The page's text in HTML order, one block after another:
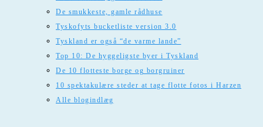
De smukkeste, gamle rådhuse
Tyskofyts bucketliste version 3.0
Tyskland er også “de varme lande”
Top 10: De hyggeligste byer i Tyskland
De 10 flotteste borge og borgruiner
10 spektakulære steder at tage flotte fotos i Harzen
Alle blogindlæg